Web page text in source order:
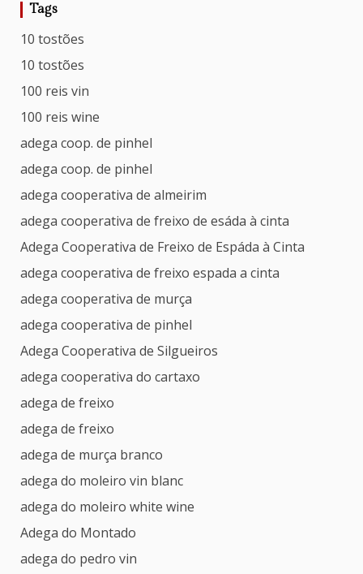
Tags
10 tostões
10 tostões
100 reis vin
100 reis wine
adega coop. de pinhel
adega coop. de pinhel
adega cooperativa de almeirim
adega cooperativa de freixo de esáda à cinta
Adega Cooperativa de Freixo de Espáda à Cinta
adega cooperativa de freixo espada a cinta
adega cooperativa de murça
adega cooperativa de pinhel
Adega Cooperativa de Silgueiros
adega cooperativa do cartaxo
adega de freixo
adega de freixo
adega de murça branco
adega do moleiro vin blanc
adega do moleiro white wine
Adega do Montado
adega do pedro vin